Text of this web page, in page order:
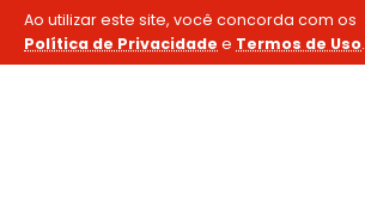
Ao utilizar este site, você concorda com os
Política de Privacidade e Termos de Uso.